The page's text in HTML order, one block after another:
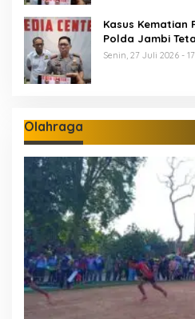
Kasus Kematian
Polda Jambi
Termasuk 5
Senin, 27 Juli 2026 -
Olahraga